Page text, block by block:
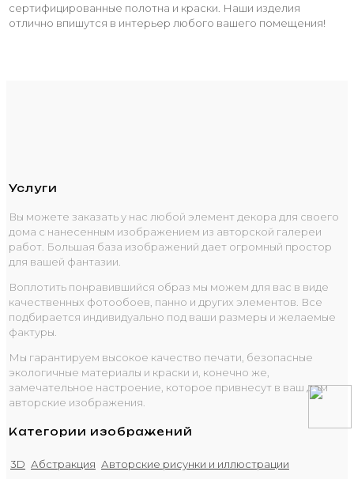
сертифицированные полотна и краски. Наши изделия
отлично впишутся в интерьер любого вашего помещения!
Услуги
Вы можете заказать у нас любой элемент декора для своего
дома с нанесенным изображением из авторской галереи
работ. Большая база изображений дает огромный простор
для вашей фантазии.
Воплотить понравившийся образ мы можем для вас в виде
качественных фотообоев, панно и других элементов. Все
подбирается индивидуально под ваши размеры и желаемые
фактуры.
Мы гарантируем высокое качество печати, безопасные
экологичные материалы и краски и, конечно же,
замечательное настроение, которое привнесут в ваш дом
авторские изображения.
Категории изображений
3D Абстракция Авторские рисунки и иллюстрации